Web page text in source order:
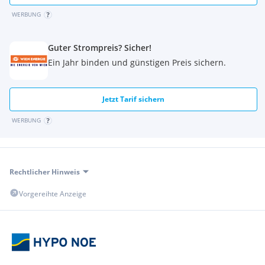
befinden sich in angenehmer Gehweite und bieten
Diese Wohnung vereint urbanes Leben mit ruhigem
Wohnkomfort und stellt eine attraktive
dar.
WERBUNG
Guter Strompreis? Sicher!
Ein Jahr binden und günstigen Preis sichern.
Jetzt Tarif sichern
WERBUNG
Rechtlicher Hinweis
Vorgereihte Anzeige